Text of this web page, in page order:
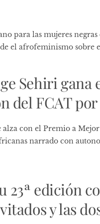
para las mujeres
el afrofeminismo sobre
Sehiri
del FCAT
alza con el Premio a
narrado con
23ª edición
y las